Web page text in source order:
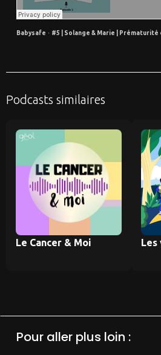
Babysafe · #5 | Solange & Marie |
Podcasts similaires
Le Cancer & Moi Les
Pour aller plus loin :